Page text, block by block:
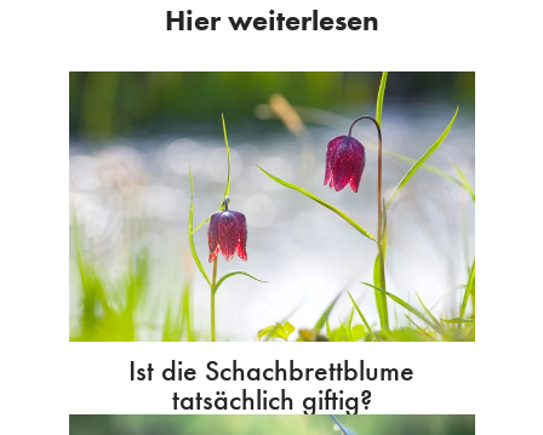
Hier weiterlesen
Ist die Schachbrettblume
tatsächlich giftig?